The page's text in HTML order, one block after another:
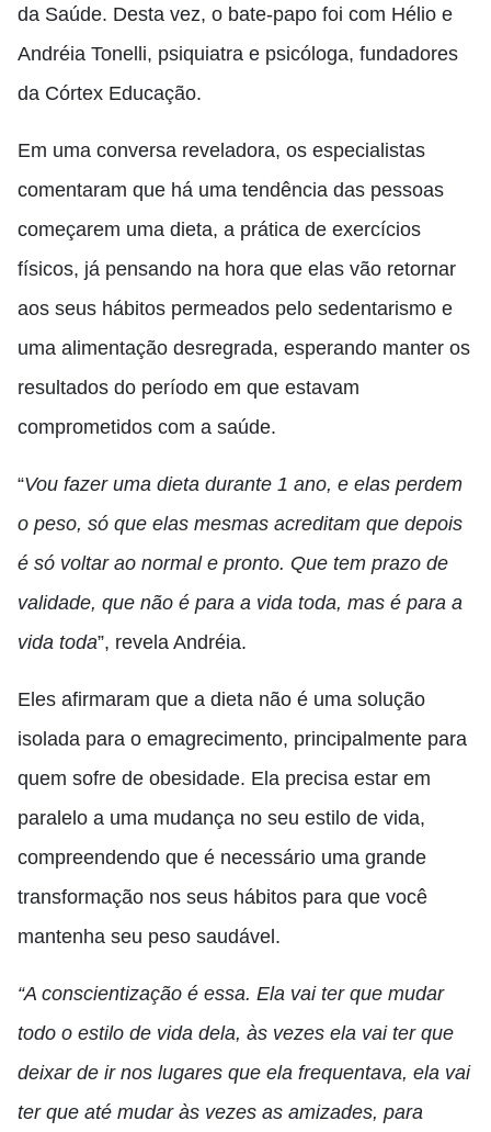
da Saúde. Desta vez, o bate-papo foi com Hélio e
Andréia Tonelli, psiquiatra e psicóloga, fundadores
da Córtex Educação.
Em uma conversa reveladora, os especialistas
comentaram que há uma tendência das pessoas
começarem uma dieta, a prática de exercícios
físicos, já pensando na hora que elas vão retornar
aos seus hábitos permeados pelo sedentarismo e
uma alimentação desregrada, esperando manter os
resultados do período em que estavam
comprometidos com a saúde.
“Vou fazer uma dieta durante 1 ano, e elas perdem
o peso, só que elas mesmas acreditam que depois
é só voltar ao normal e pronto. Que tem prazo de
validade, que não é para a vida toda, mas é para a
vida toda”, revela Andréia.
Eles afirmaram que a dieta não é uma solução
isolada para o emagrecimento, principalmente para
quem sofre de obesidade. Ela precisa estar em
paralelo a uma mudança no seu estilo de vida,
compreendendo que é necessário uma grande
transformação nos seus hábitos para que você
mantenha seu peso saudável.
“A conscientização é essa. Ela vai ter que mudar
todo o estilo de vida dela, às vezes ela vai ter que
deixar de ir nos lugares que ela frequentava, ela vai
ter que até mudar às vezes as amizades, para